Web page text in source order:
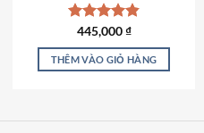
Được xếp
hạng4.84
5 sao
445,000₫
THÊM VÀO GIỎ HÀNG